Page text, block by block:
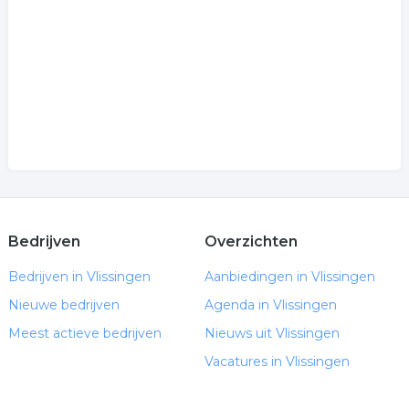
Bedrijven
Bedrijven in Vlissingen
Nieuwe bedrijven
Meest actieve bedrijven
Overzichten
Aanbiedingen in Vlissingen
Agenda in Vlissingen
Nieuws uit Vlissingen
Vacatures in Vlissingen